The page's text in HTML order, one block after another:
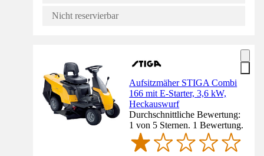
Nicht reservierbar
Aufsitzmäher STIGA Combi
166 mit E-Starter, 3,6 kW,
Heckauswurf
Durchschnittliche Bewertung:
1 von 5 Sternen. 1 Bewertung.